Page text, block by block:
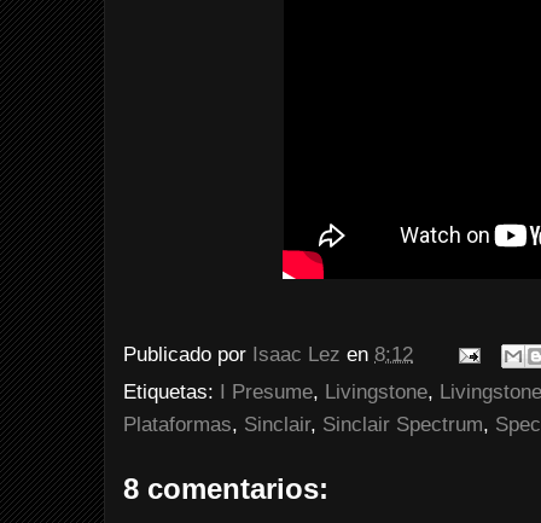
Publicado por Isaac Lez en 8:12
Etiquetas: I Presume, Livingstone,
Plataformas, Sinclair, Sinclair Spectrum,
8 comentarios: